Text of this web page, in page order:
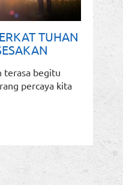
TUHAN
terasa begitu
percaya kita